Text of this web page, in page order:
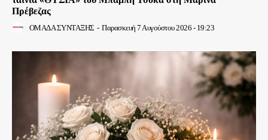
Πρέβεζας
ΟΜΑΔΑ ΣΥΝΤΑΞΗΣ - Παρασκευή 7 Αυγούστου 2026 - 19:23